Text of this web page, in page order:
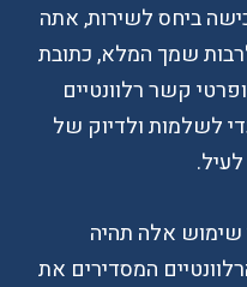
ביחס לשירות, אתה
שמך המלא, כתובת
קשר רלוונטיים
לשלמות ולדיוק של
אלה תהיה
המסדירים את